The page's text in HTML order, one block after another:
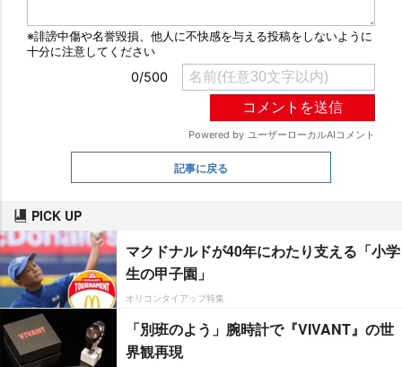
記事に戻る
PICK UP
マクドナルドが40年にわたり支える「小学
生の甲子園」
オリコンタイアップ特集
「別班のよう」腕時計で『VIVANT』の世
界観再現